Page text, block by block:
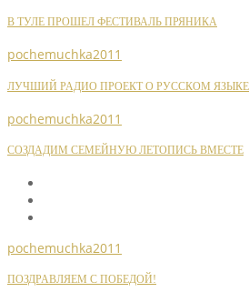
В ТУЛЕ ПРОШЕЛ ФЕСТИВАЛЬ ПРЯНИКА
pochemuchka2011
ЛУЧШИЙ РАДИО ПРОЕКТ О РУССКОМ ЯЗЫКЕ
pochemuchka2011
СОЗДАДИМ СЕМЕЙНУЮ ЛЕТОПИСЬ ВМЕСТЕ
pochemuchka2011
ПОЗДРАВЛЯЕМ С ПОБЕДОЙ!